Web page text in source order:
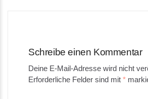
Schreibe einen Kommentar
Deine E-Mail-Adresse wird nicht
Erforderliche Felder sind mit *